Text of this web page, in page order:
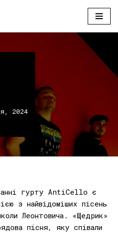
2024
гурту AntiCello є
з найвідоміших пісень
Леонтовича. «Щедрик»
пісня, яку співали